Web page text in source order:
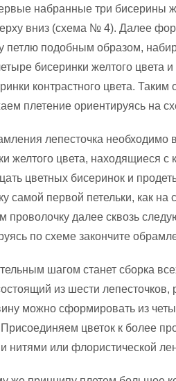
набранные три бисерины
вниз (схема № 4). Далее
петлю подобным образом,
бисеринки желтого цвета
контрастного цвета. Таким
плетение ориентируясь на
лепесточка необходимо
желтого цвета, находящиеся
цветных бисеринок и
самой первой петельки, как
проволочку далее сквозь
по схеме закончите
шагом станет сборка
из шести
можно сформировать из
Присоединяем цветок к более
нитями или флористической